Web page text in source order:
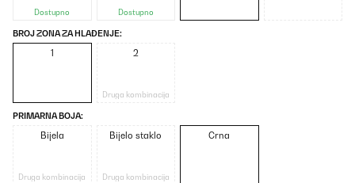
Dostupno Dostupno
BROJ ZONA ZA HLAĐENJE:
1 2
Druga kombinacija
PRIMARNA BOJA:
Bijela
Druga kombinacija
Bijelo staklo
Druga kombinacija
Crna